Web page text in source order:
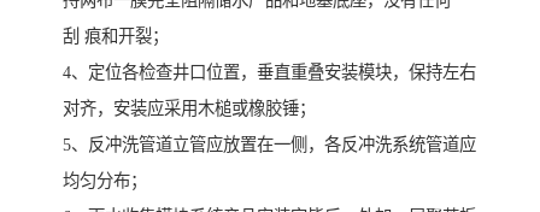
刮 痕和开裂；
4、定位各检查井口位置，垂直重叠安装模块，保持左右
对齐，安装应采用木槌或橡胶锤；
5、反冲洗管道立管应放置在一侧，各反冲洗系统管道应
均匀分布；